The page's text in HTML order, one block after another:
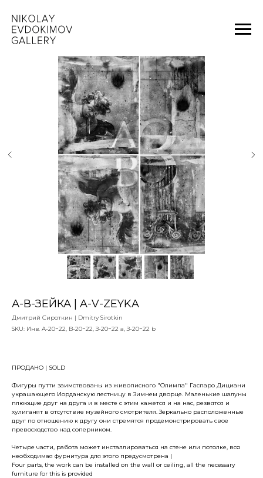
А-В-ЗЕЙКА | A-V-ZEYKA
Дмитрий Сироткин | Dmitry Sirotkin
SKU: Инв. А-20−22, В-20−22, З-20−22 а, З-20−22 b
ПРОДАНО | SOLD
Фигуры путти заимствованы из живописного "Олимпа" Гаспаро Дициани
украшающего Иорданскую лестницу в Зимнем дворце. Маленькие шалуны
плюющие друг на друга и в месте с этим кажется и на нас, резвятся и
хулиганят в отсутствие музейного смотрителя. Зеркально расположенные
друг по отношению к другу они стремятся продемонстрировать свое
превосходство над соперником.
Четыре части, работа может инсталлироваться на стене или потолке, вся
необходимая фурнитура для этого предусмотрена |
Four parts, the work can be installed on the wall or ceiling, all the necessary
furniture for this is provided